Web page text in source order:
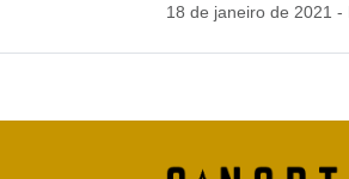
18 de janeiro de 2021 -